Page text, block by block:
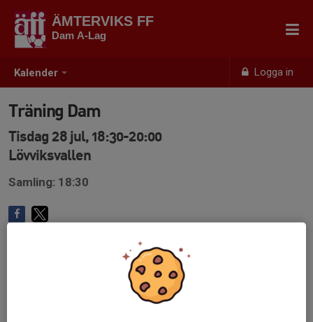
Kalender Logga in
ÄMTERVIKS FF
Dam A-Lag
Träning Dam
Tisdag 28 jul, 18:30-20:00
Lövviksvallen
Samling: 18:30